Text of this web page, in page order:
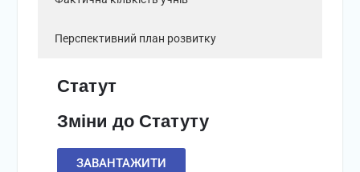
Перспективний план розвитку
Статут
Зміни до Статуту
ЗАВАНТАЖИТИ